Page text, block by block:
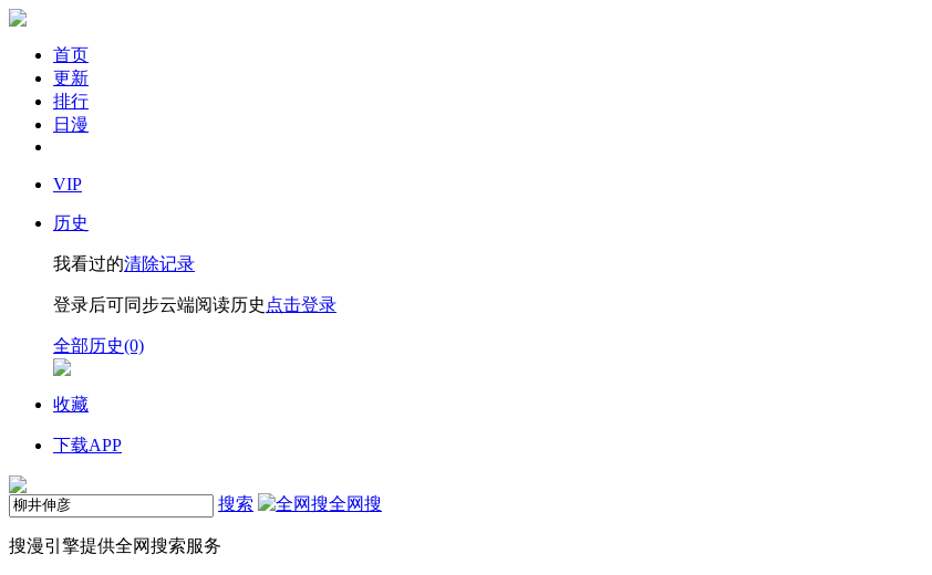
首页
更新
排行
日漫
VIP
历史
我看过的清除记录
登录后可同步云端阅读历史 点击登录
全部历史(0)
收藏
下载APP
搜索 全网搜
搜漫引擎提供全网搜索服务